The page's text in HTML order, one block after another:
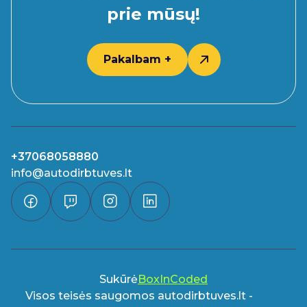
prie mūsų!
Pakalbam +
+37068058880
info@autodirbtuves.lt
SukūrėBoxInCoded
Visos teisės saugomos autodirbtuves.lt -